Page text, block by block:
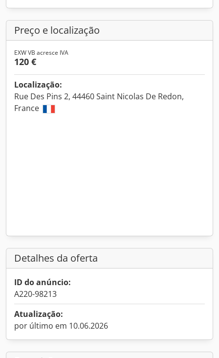
Preço e localização
EXW VB acresce IVA
120 €
Localização:
Rue Des Pins 2, 44460 Saint Nicolas De Redon,
France
Detalhes da oferta
ID do anúncio:
A220-98213
Atualização:
por último em 10.06.2026